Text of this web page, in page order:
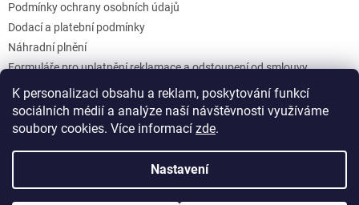
K personalizaci obsahu a reklam, poskytování funkcí
sociálních médií a analýze naší návštěvnosti využíváme
soubory cookies. Více informací zde.
Nastavení
Podmínky ochrany osobních údajů
Dodací a platební podmínky
Náhradní plnění
Formuláře pro uplatnění reklamace a odstoupení od smlouvy
Moje objednávka